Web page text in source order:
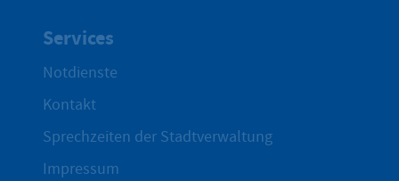
Services
Notdienste
Kontakt
Sprechzeiten der Stadtverwaltung
Impressum